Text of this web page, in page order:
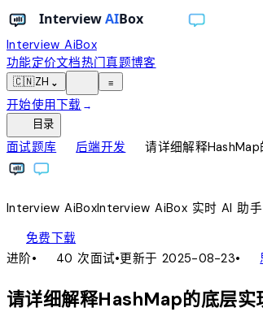
Interview AiBox
功能定价文档热门真题博客
🇨🇳ZH ⌄ ≡
开始使用下载 →
目录
面试题库chevron_right后端开发chevron_right请详细解释
InterviewAiBoxInterviewAiBox实时 AI 助手
免费下载
进阶• 40 次面试•更新于 2025-08-23• account_tree
请详细解释HashMap的底层实